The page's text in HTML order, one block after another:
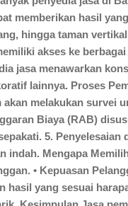
memberikan hasil
hingga taman
akses ke
jasa menawarkan
lainnya. Proses
melakukan survei
Biaya (RAB)
5.
indah. Mengapa
• Kepuasan
hasil yang sesuai